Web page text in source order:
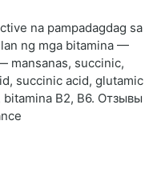
na pampadagdag sa
ng mga bitamina —
mansanas, succinic,
succinic acid, glutamic
B2, B6. Отзывы